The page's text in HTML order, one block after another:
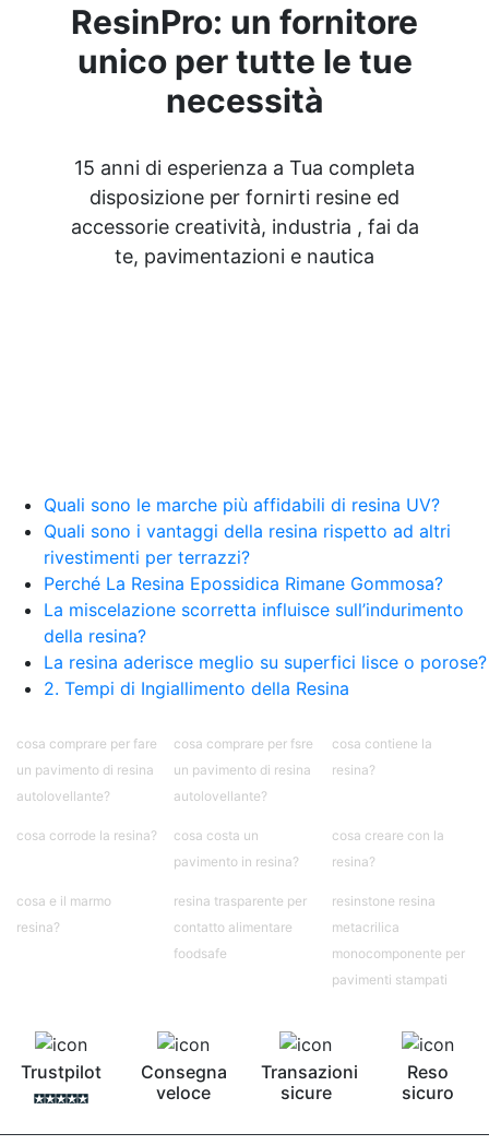
ResinPro: un fornitore
unico per tutte le tue
necessità
15 anni di esperienza a Tua completa
disposizione per fornirti resine ed
accessorie creatività, industria , fai da
te, pavimentazioni e nautica
Quali sono le marche più affidabili di resina UV?
Quali sono i vantaggi della resina rispetto ad altri
rivestimenti per terrazzi?
Perché La Resina Epossidica Rimane Gommosa?
La miscelazione scorretta influisce sull’indurimento
della resina?
La resina aderisce meglio su superfici lisce o porose?
2. Tempi di Ingiallimento della Resina
cosa comprare per fare
un pavimento di resina
autolovellante?
cosa comprare per fsre
un pavimento di resina
autolovellante?
cosa contiene la
resina?
cosa corrode la resina?
cosa costa un
pavimento in resina?
cosa creare con la
resina?
cosa e il marmo
resina?
resina trasparente per
contatto alimentare
foodsafe
resinstone resina
metacrilica
monocomponente per
pavimenti stampati
Trustpilot
Consegna
veloce
Transazioni
sicure
Reso
sicuro